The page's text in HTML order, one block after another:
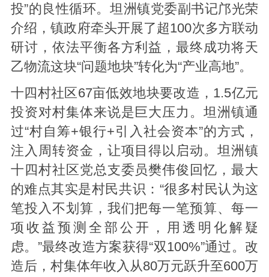
投”的良性循环。坦洲镇党委副书记邝光荣
介绍，镇政府牵头开展了超100次多方联动
研讨，依法平衡各方利益，最终成功将天
乙物流这块“问题地块”转化为“产业高地”。
十四村社区67亩低效地块要改造，1.5亿元
投资对村集体来说是巨大压力。坦洲镇通
过“村自筹+银行+引入社会资本”的方式，
注入周转资金，让项目得以启动。坦洲镇
十四村社区党总支委员樊伟俊回忆，最大
的难点其实是村民共识：“很多村民认为这
笔投入不划算，我们把每一笔预算、每一
项收益预测全部公开，用透明化解疑
虑。”最终改造方案获得“双100%”通过。改
造后，村集体年收入从80万元跃升至600万